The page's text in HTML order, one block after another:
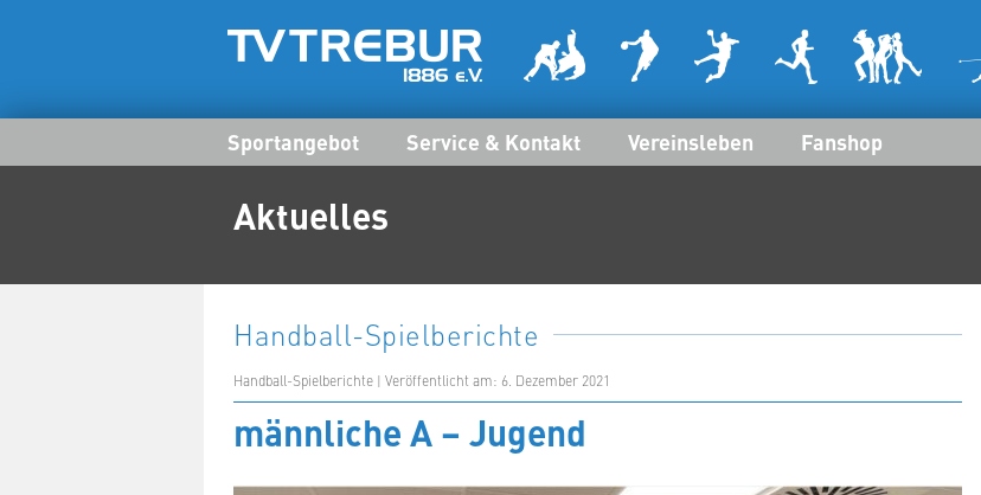
Sportangebot Service & Kontakt Vereinsleben Fanshop
Aktuelles
Handball-Spielberichte
Handball-Spielberichte | Veröffentlicht am: 6. Dezember 2021
männliche A – Jugend